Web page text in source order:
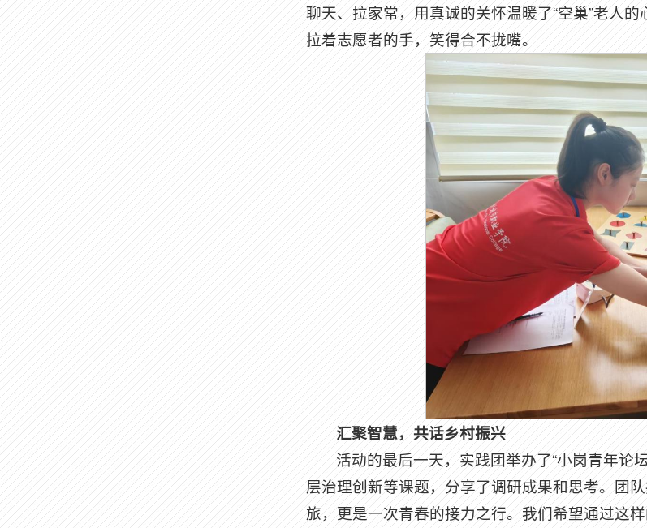
聊天、拉家常，用真诚的关怀温暖了“空巢”老人
拉着志愿者的手，笑得合不拢嘴。
汇聚智慧，共话乡村振兴
活动的最后一天，实践团举办了“小岗青年论
层治理创新等课题，分享了调研成果和思考。团
旅，更是一次青春的接力之行。我们希望通过这